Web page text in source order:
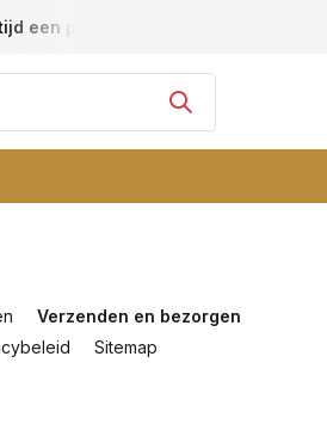
een passende maat
Verzenden en bezorgen
Sitemap